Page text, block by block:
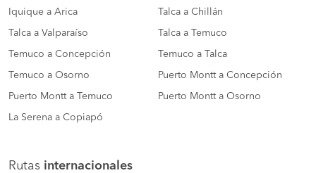
Iquique a Arica Talca a Chillán
Talca a Valparaíso Talca a Temuco
Temuco a Concepción Temuco a Talca
Temuco a Osorno Puerto Montt a Concepción
Puerto Montt a Temuco Puerto Montt a Osorno
La Serena a Copiapó
Rutas internacionales